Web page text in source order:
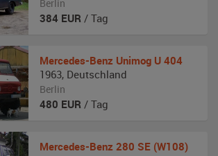
Berlin
384 EUR / Tag
Mercedes-Benz Unimog U 404
1963, Deutschland
Berlin
480 EUR / Tag
Mercedes-Benz 280 SE (W108)